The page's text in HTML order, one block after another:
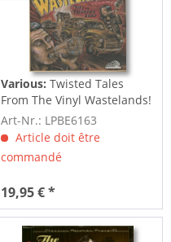
Various:Twisted Tales
From The Vinyl Wastelands!
Vol.5...
Art-Nr.: LPBE6163
Article doit être
commandé
19,95 € *